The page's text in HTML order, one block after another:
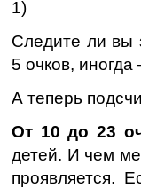
1)
Следите ли вы
5 очков, иногда
А теперь
От 10 до 23
детей. И чем
проявляется.